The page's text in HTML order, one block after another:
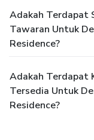
Adakah Terdapat
Tawaran Untuk
Residence?
Adakah Terdapat
Tersedia Untuk
Residence?